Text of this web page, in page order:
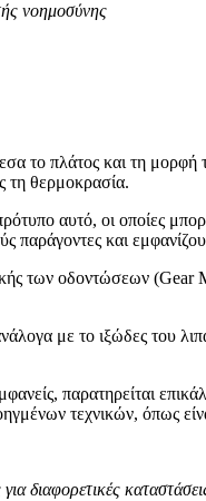
νοημοσύνης
το πλάτος και τη
τη θερμοκρασία.
αυτό, οι οποίες
παράγοντες και
των οδοντώσεων
με το ιξώδες του
παρατηρείται
τεχνικών, όπως